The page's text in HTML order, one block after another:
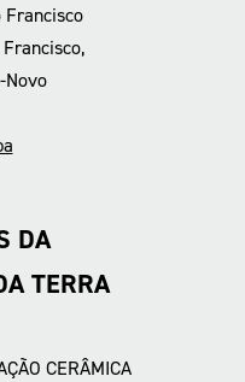
Francisco
Novo
DA
TERRA
CERÂMICA